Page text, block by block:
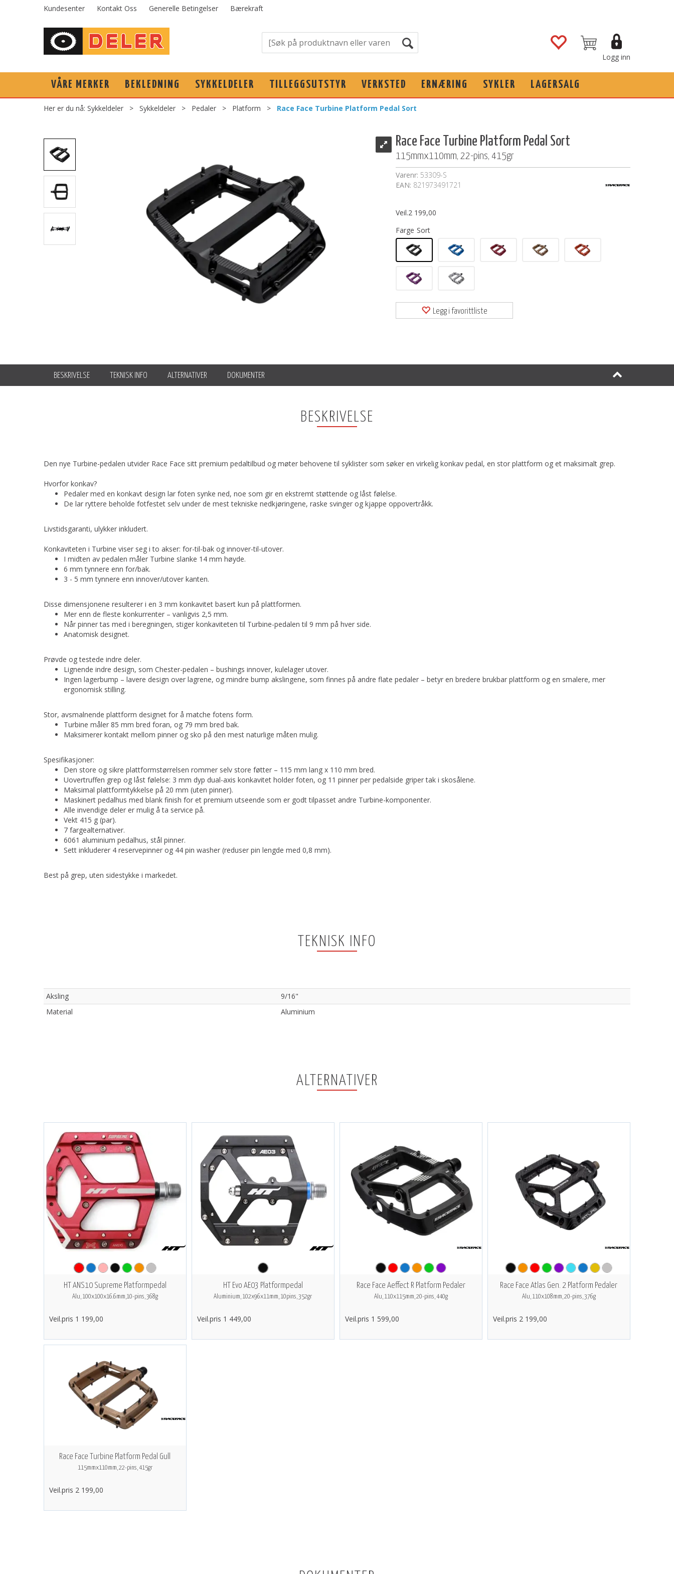
Kundesenter Kontakt Oss Generelle Betingelser Bærekraft
Logg inn
VÅRE MERKER BEKLEDNING SYKKELDELER TILLEGGSUTSTYR VERKSTED ERNÆRING SYKLER LAGERSALG
Her er du nå: Sykkeldeler > Sykkeldeler > Pedaler > Platform > Race Face Turbine Platform Pedal Sort
Race Face Turbine Platform Pedal Sort
115mmx110mm, 22-pins, 415gr
Varenr: 53309-S
EAN: 821973491721
Veil.2 199,00
Farge Sort
Legg i favorittliste
BESKRIVELSE TEKNISK INFO ALTERNATIVER DOKUMENTER
BESKRIVELSE
Den nye Turbine-pedalen utvider Race Face sitt premium pedaltilbud og møter behovene til syklister som søker en virkelig konkav pedal, en stor plattform og et maksimalt grep.
Hvorfor konkav?
Pedaler med en konkavt design lar foten synke ned, noe som gir en ekstremt støttende og låst følelse.
De lar ryttere beholde fotfestet selv under de mest tekniske nedkjøringene, raske svinger og kjappe oppovertråkk.
Livstidsgaranti, ulykker inkludert.
Konkaviteten i Turbine viser seg i to akser: for-til-bak og innover-til-utover.
I midten av pedalen måler Turbine slanke 14 mm høyde.
6 mm tynnere enn for/bak.
3 - 5 mm tynnere enn innover/utover kanten.
Disse dimensjonene resulterer i en 3 mm konkavitet basert kun på plattformen.
Mer enn de fleste konkurrenter – vanligvis 2,5 mm.
Når pinner tas med i beregningen, stiger konkaviteten til Turbine-pedalen til 9 mm på hver side.
Anatomisk designet.
Prøvde og testede indre deler.
Lignende indre design, som Chester-pedalen – bushings innover, kulelager utover.
Ingen lagerbump – lavere design over lagrene, og mindre bump akslingene, som finnes på andre flate pedaler – betyr en bredere brukbar plattform og en smalere, mer
ergonomisk stilling.
Stor, avsmalnende plattform designet for å matche fotens form.
Turbine måler 85 mm bred foran, og 79 mm bred bak.
Maksimerer kontakt mellom pinner og sko på den mest naturlige måten mulig.
Spesifikasjoner:
Den store og sikre plattformstørrelsen rommer selv store føtter – 115 mm lang x 110 mm bred.
Uovertruffen grep og låst følelse: 3 mm dyp dual-axis konkavitet holder foten, og 11 pinner per pedalside griper tak i skosålene.
Maksimal plattformtykkelse på 20 mm (uten pinner).
Maskinert pedalhus med blank finish for et premium utseende som er godt tilpasset andre Turbine-komponenter.
Alle invendige deler er mulig å ta service på.
Vekt 415 g (par).
7 fargealternativer.
6061 aluminium pedalhus, stål pinner.
Sett inkluderer 4 reservepinner og 44 pin washer (reduser pin lengde med 0,8 mm).
Best på grep, uten sidestykke i markedet.
TEKNISK INFO
Aksling
9/16"
Material
Aluminium
ALTERNATIVER
HT ANS10 Supreme Platformpedal
Alu, 100x100x16.6mm,10-pins, 368g
Veil.pris 1 199,00
HT Evo AE03 Platformpedal
Aluminium, 102x96x11mm, 10pins, 352gr
Veil.pris 1 449,00
Race Face Aeffect R Platform Pedaler
Alu, 110x115mm, 20-pins, 440g
Veil.pris 1 599,00
Race Face Atlas Gen. 2 Platform Pedaler
Alu, 110x108mm, 20-pins, 376g
Veil.pris 2 199,00
Race Face Turbine Platform Pedal Gull
115mmx110mm, 22-pins, 415gr
Veil.pris 2 199,00